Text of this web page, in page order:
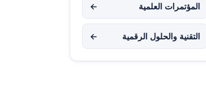
المؤتمرات العلمية ←
التقنية والحلول الرقمية ←